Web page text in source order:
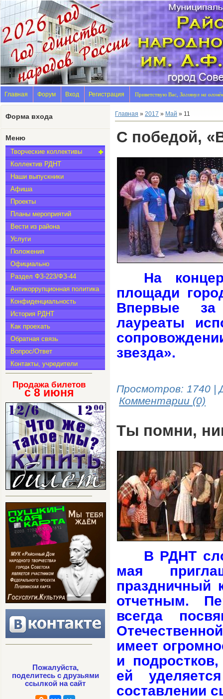
Главная Форум Вход Регистрация Приветствую Вас, Заглянул на огонёк
Форма входа
Меню
Творческие коллективы
Коллектив РДНТ
Наши выпускники
Афиша
Проекты
Планы мероприятий
Вести из района
Услуги
Положения
Официально
Раздел ФЗ-223/ФЗ-44
Антикоррупционная политика
Конфиденциальность
История РДНТ
Как проехать
Обратная связь
Вопрос/Ответ
Контакты, учредители
Продажа билетов
с 8 июня
Пожалуйста,
поделитесь с друзьями
ссылкой на сайт
Главная » 2017 » Май » 11
С победой,
На
площади
Впервые за
лауреаты
звезда».
Просмотров: 1740 |
Комментарии (0)
Ты помни,
В РДНТ
мая
праздничный
отчетным.
всегда
имеет
и
ей
составлении